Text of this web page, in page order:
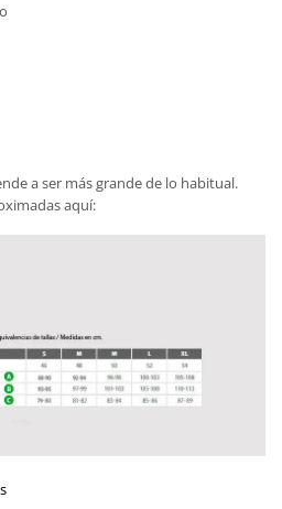
a ser más grande de lo habitual.
aquí: